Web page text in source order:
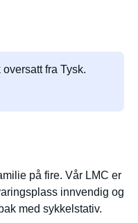
fra Tysk.
på fire. Vår LMC er
innvendig og
med sykkelstativ.